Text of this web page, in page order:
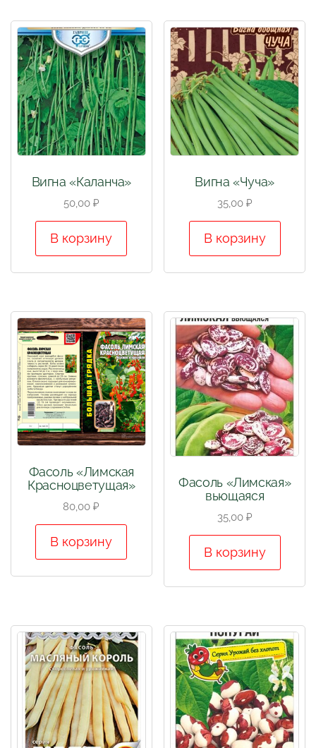
Вигна «Каланча»
50,00 ₽
В корзину
Вигна «Чуча»
35,00 ₽
В корзину
Фасоль «Лимская
Красноцветущая»
80,00₽
В корзину
Фасоль «Лимская»
вьющаяся
35,00 ₽
В корзину